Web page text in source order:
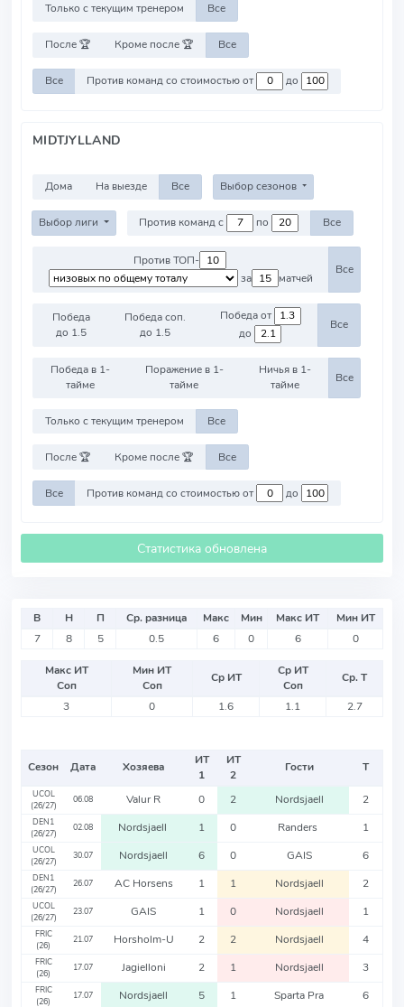
Только с текущим тренером Все
После 🏆 Кроме после 🏆 Все
Все Против команд со стоимостью от до
MIDTJYLLAND
Дома На выезде Все Выбор сезонов
Выбор лиги Против команд с по Все
Против ТОП-
за
матчей
Все
Победа
до 1.5
Победа соп.
до 1.5
Победа от
до
Все
Победа в 1-
тайме
Поражение в 1-
тайме
Ничья в 1-
тайме
Все
Только с текущим тренером Все
После 🏆 Кроме после 🏆 Все
Все Против команд со стоимостью от до
Статистика обновлена
В Н П Ср. разница Макс Мин Макс ИТ
Мин ИТ
7
8 5 0.5 6 0 6 0
Макс ИТ
Соп
Мин ИТ
Соп
Ср ИТ
Ср ИТ
Соп
Ср. Т
3
0 1.6 1.1 2.7
Сезон Дата Хозяева
ИТ
1
ИТ
2
Гости Т
UCOL
(26/27)
06.08 Valur R 0 2 Nordsjaell 2
DEN1
(26/27)
02.08 Nordsjaell 1 0 Randers 1
UCOL
(26/27)
30.07 Nordsjaell 6 0 GAIS 6
DEN1
(26/27)
26.07 AC Horsens 1 1 Nordsjaell 2
UCOL
(26/27)
23.07 GAIS 1 0 Nordsjaell 1
FRIC
(26)
21.07 Horsholm-U 2 2 Nordsjaell 4
FRIC
(26)
17.07 Jagielloni 2 1 Nordsjaell 3
FRIC
(26)
17.07 Nordsjaell 5 1 Sparta Pra 6